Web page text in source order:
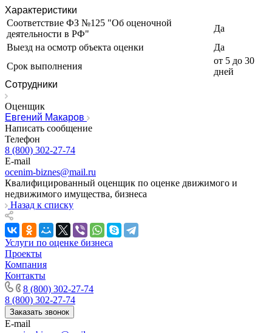
Характеристики
Соответствие ФЗ №125 "Об оценочной
деятельности в РФ"
Да
Выезд на осмотр объекта оценки
Да
Срок выполнения
от 5 до 30
дней
Сотрудники
Оценщик
Евгений Макаров
Написать сообщение
Телефон
8 (800) 302-27-74
E-mail
ocenim-biznes@mail.ru
Квалифицированный оценщик по оценке движимого и
недвижимого имущества, бизнеса
Назад к списку
Услуги по оценке бизнеса
Проекты
Компания
Контакты
8 (800) 302-27-74
8 (800) 302-27-74
Заказать звонок
E-mail
Ипатово
Ирбит
Иркутск
Искитим
Истра
Ишимбай
Йошкар-Ола
Казань
Калининград
Калуга
Камбарка
Каменка
Каменск-Уральский
Каменск-Шахтинский
Камень-на-Оби
Камышин
Камышлов
Канаш
Кандалакша
Канск
Карачев
Карпинск
Касли